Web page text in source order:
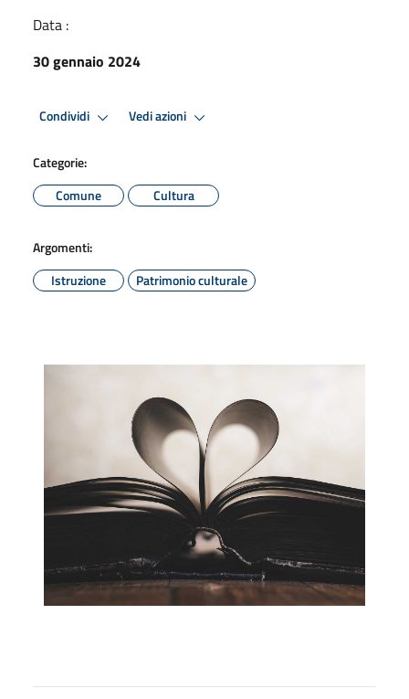
Data :
30 gennaio 2024
Condividi Vedi azioni
Categorie:
Comune
Cultura
Argomenti:
Istruzione
Patrimonio culturale